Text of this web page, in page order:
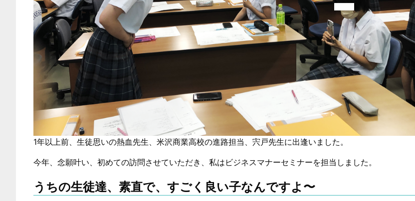
1年以上前、生徒思いの熱血先生、米沢商業高校の進路担当、宍戸先生に出逢いました。
今年、念願叶い、初めての訪問させていただき、私はビジネスマナーセミナーを担当しました。
うちの生徒達、素直で、すごく良い子なんですよ〜